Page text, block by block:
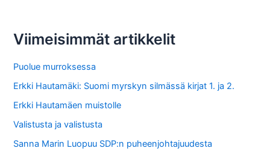
h
:
Viimeisimmät artikkelit
Puolue murroksessa
Erkki Hautamäki: Suomi myrskyn silmässä kirjat 1. ja 2.
Erkki Hautamäen muistolle
Valistusta ja valistusta
Sanna Marin Luopuu SDP:n puheenjohtajuudesta